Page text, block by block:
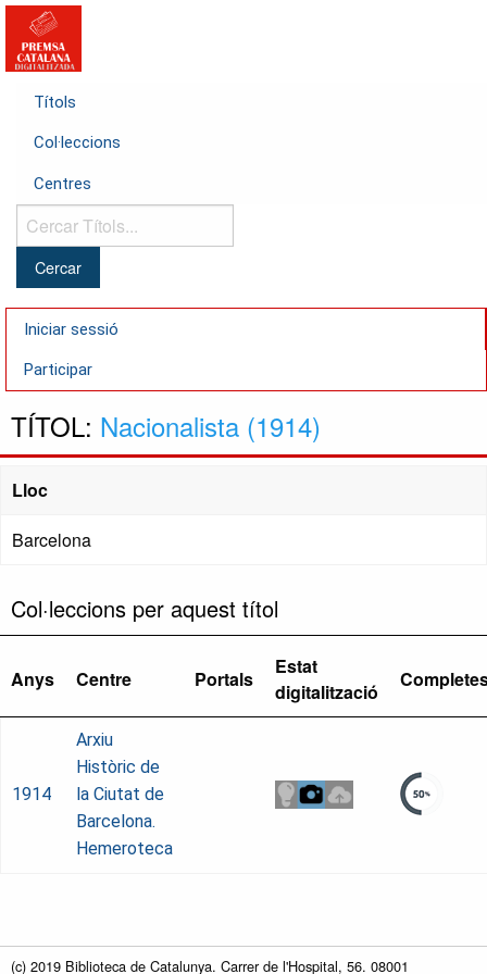
Títols
Col·leccions
Centres
Cercar
Títols...
Iniciar sessió
Participar
TÍTOL: Nacionalista (1914)
Lloc
Barcelona
Col·leccions per aquest títol
Anys Centre Portals
Estat
digitalització
1914
Arxiu
Històric de
la Ciutat de
Barcelona.
Hemeroteca
(c) 2019 Biblioteca de Catalunya. Carrer de l'Hospital, 56. 08001